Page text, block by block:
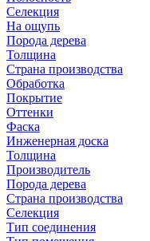
Селекция
На ощупь
Порода дерева
Толщина
Страна производства
Обработка
Покрытие
Оттенки
Фаска
Инженерная доска
Толщина
Производитель
Порода дерева
Страна производства
Селекция
Тип соединения